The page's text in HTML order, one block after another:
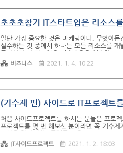
초초초창기 IT스타트업은 리소스
일단 가장 중요한 것은 마케팅이다. 무엇이
실수하는 것 중에서 하나는 모든 리소스를
니다. 최대한 저렴하게 빨리 만들어야 한다.
지만 인건비는 챙겨 줄 수 없다. 대표자도 팀
비즈니스 2021. 1. 4. 10:22
(기수제 편) 사이드로 IT프로젝트
처음 사이드프로젝트를 하시는 분들은 프로
프로젝트를 몇 번 해보신 분이라면 꼭 기수
4. 사이드프로젝트 동기부여(T스토리) 5.
goodantak.tistory.com 생각보다 IT기획자
IT사이드프로젝트 2021. 1. 2. 18:03